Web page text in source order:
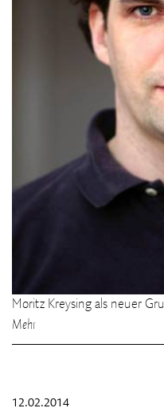
Moritz Kreysing als neuer
Mehr
12.02.2014